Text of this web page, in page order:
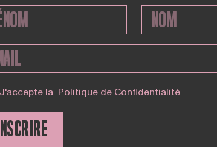
J'accepte la Politique de Confidentialité